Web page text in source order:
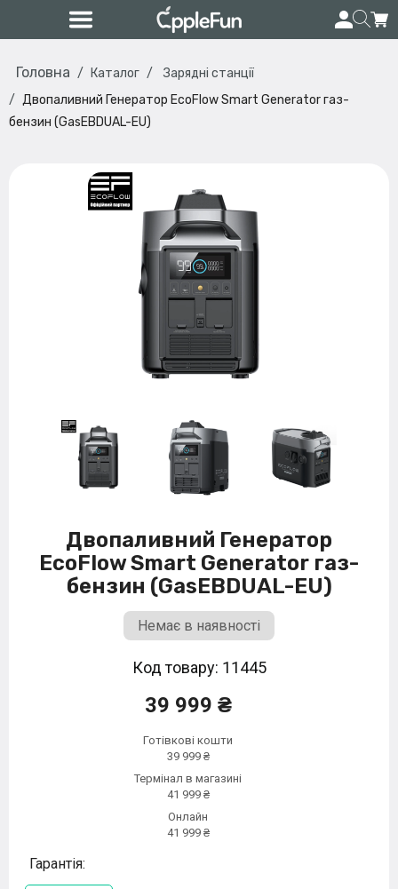
Головна Каталог
Зарядні станції
Двопаливний Генератор EcoFlow Smart Generator газ-
бензин (GasEBDUAL-EU)
Двопаливний Генератор
EcoFlow Smart Generator газ-
бензин (GasEBDUAL-EU)
Немає в наявності
Код товару: 11445
39 999 ₴
Готівкові кошти
39 999 ₴
Термінал в магазині
41 999 ₴
Онлайн
41 999 ₴
Гарантія: